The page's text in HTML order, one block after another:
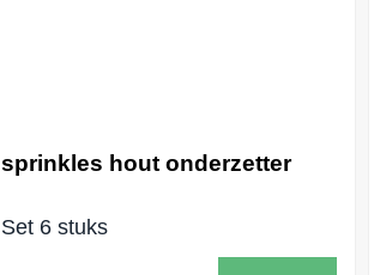
sprinkles hout onderzetter
Set 6 stuks